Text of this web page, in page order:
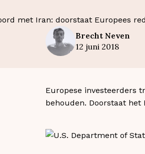
Brecht Neven
12 juni 2018
Europese investeerders
behouden. Doorstaat